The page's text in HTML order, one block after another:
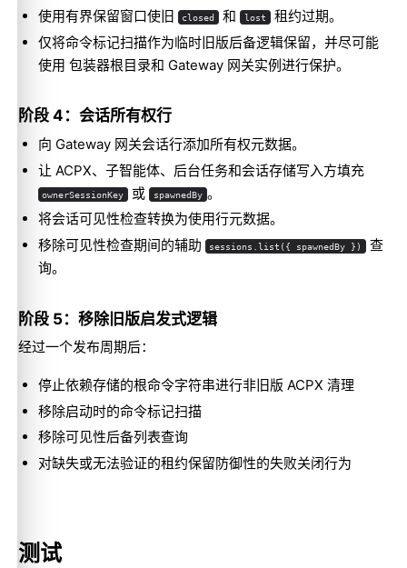
使用有界保留窗口使旧
closed 和 lost 租约过期。
仅将命令标记扫描作为临时旧版后备逻辑保留，并尽可能
使用 包装器根目录和 Gateway 网关实例进行保护。
阶段 4：会话所有权行
向 Gateway 网关会话行添加所有权元数据。
让 ACPX、子智能体、后台任务和会话存储写入方填充
ownerSessionKey 或 spawnedBy 。
将会话可见性检查转换为使用行元数据。
移除可见性检查期间的辅助
sessions.list({ spawnedBy })
查
询。
阶段 5：移除旧版启发式逻辑
经过一个发布周期后：
停止依赖存储的根命令字符串进行非旧版 ACPX 清理
移除启动时的命令标记扫描
移除可见性后备列表查询
对缺失或无法验证的租约保留防御性的失败关闭行为
测试